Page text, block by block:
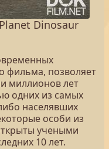
Dinosaur
фильма, позволяет
миллионов лет
одних из самых
населявших
особи из
учеными
10 лет.